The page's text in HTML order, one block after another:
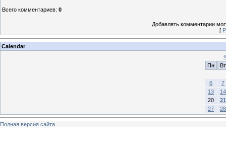
Всего комментариев: 0
Добавлять комментарии
[
Calendar
«
Пн
Вт
6
7
13
14
20
21
27
28
Полная версия сайта